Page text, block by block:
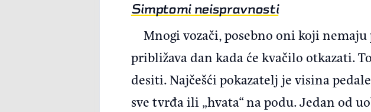
Simptomi neispravnosti
Mnogi vozači, posebno oni koji
približava dan kada će kvačilo otkazati.
desiti. Najčešći pokazatelj je visina
sve tvrđa ili „hvata“ na podu. Jedan od